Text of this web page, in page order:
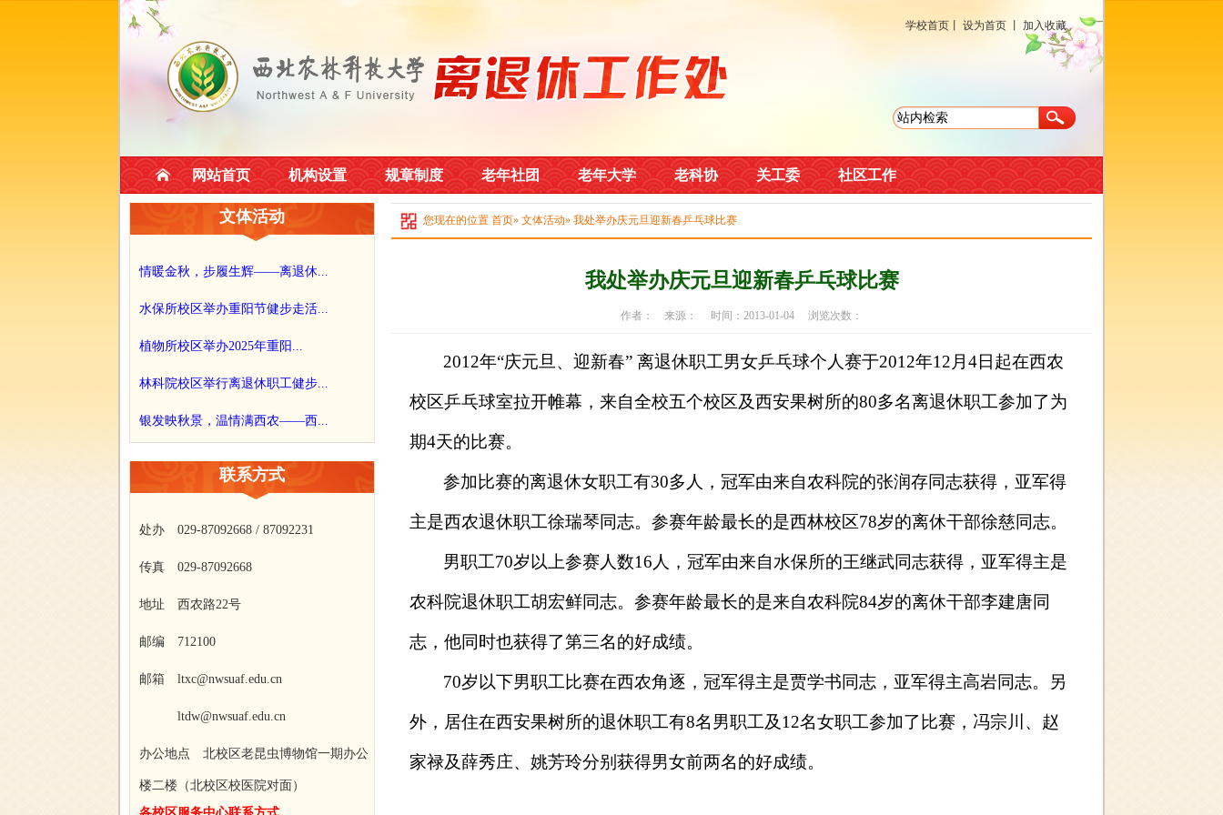
学校首页 设为首页 加入收藏
网站首页 机构设置 规章制度 老年社团 老年大学 老科协 关工委 社区工作
文体活动
情暖金秋，步履生辉——离退休...
水保所校区举办重阳节健步走活...
植物所校区举办2025年重阳...
林科院校区举行离退休职工健步...
银发映秋景，温情满西农——西...
联系方式
处办 029-87092668 / 87092231
传真 029-87092668
地址 西农路22号
邮编 712100
邮箱 ltxc@nwsuaf.edu.cn
ltdw@nwsuaf.edu.cn
办公地点 北校区老昆虫博物馆一期办公
楼二楼（北校区校医院对面）
您现在的位置 首页» 文体活动» 我处举办庆元旦迎新春乒乓球比赛
我处举办庆元旦迎新春乒乓球比赛
作者： 来源： 时间：2013-01-04 浏览次数：
2012年“庆元旦、迎新春” 离退休职工男女乒乓球个人赛于2012年12 月4日起在西农
校区乒乓球室拉开帷幕，来自全校五个校区及西安果树所的80多名离退休职工参加了为
期4天的比赛。
参加比赛的离退休女职工有30多人，冠军由来自农科院的张润存同志获得，亚军得
主是西农退休职工徐瑞琴同志。参赛年龄最长的是西林校区78岁的离休干部徐慈同志。
男职工70岁以上参赛人数16 人，冠军由来自水保所的王继武同志获得，亚军得主是
农科院退休职工胡宏鲜同志。参赛年龄最长的是来自农科院84岁的离休干部李建唐同
志，他同时也获得了第三名的好成绩。
70岁以下男职工比赛在西农角逐，冠军得主是贾学书同志，亚军得主高岩同志。另
外，居住在西安果树所的退休职工有8名男职工及12名女职工参加了比赛，冯宗川、赵
家禄及薛秀庄、姚芳玲分别获得男女前两名的好成绩。